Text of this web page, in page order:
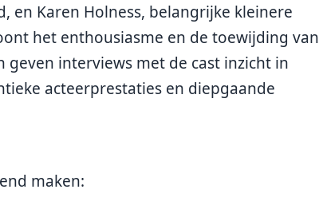
en Karen Holness, belangrijke kleinere
het enthousiasme en de toewijding van
interviews met de cast inzicht in
acteerprestaties en diepgaande
maken: